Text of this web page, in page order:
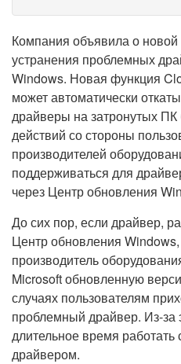
Компания объявила о
устранения проблемных
Windows. Новая функция
может автоматически
драйверы на затронутых ПК
действий со стороны
производителей
поддерживаться для
через Центр обновления
До сих пор, если драйвер,
Центр обновления
производитель
Microsoft обновленную
случаях пользователям
проблемный драйвер. Из-за
длительное время работать
драйвером.